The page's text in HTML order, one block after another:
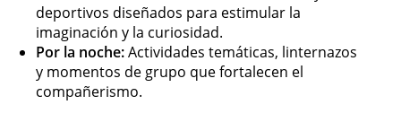
deportivos diseñados para estimular la
imaginación y la curiosidad.
Por la noche:Actividades temáticas, linternazos
y momentos de grupo que fortalecen el
compañerismo.